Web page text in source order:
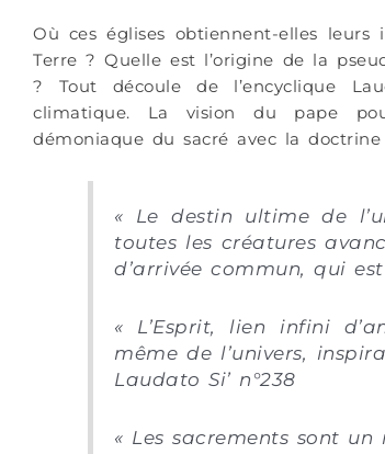
Où ces églises obtiennent-elles
Terre ? Quelle est l’origine de la
? Tout découle de l’encyclique
climatique. La vision du pape
démoniaque du sacré avec la
« Le destin ultime de
toutes les créatures
d’arrivée commun, qui
« L’Esprit, lien infini
même de l’univers,
Laudato Si’ n°238
« Les sacrements sont